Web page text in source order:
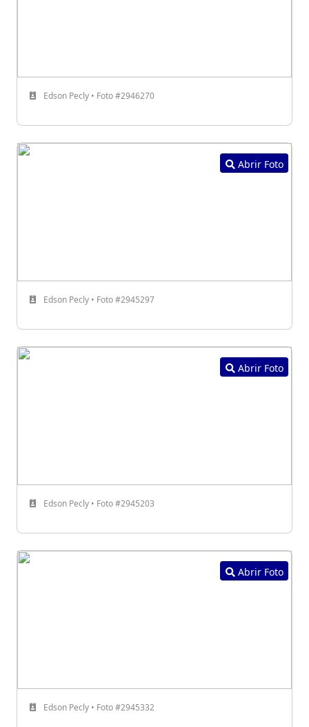
Edson Pecly • Foto #2946270
Abrir Foto
Edson Pecly • Foto #2945297
Abrir Foto
Edson Pecly • Foto #2945203
Abrir Foto
Edson Pecly • Foto #2945332